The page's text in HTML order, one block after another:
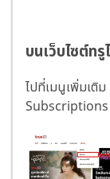
บนเว็บไซต์ทรู
ไปที่เมนูเพิ่มเติ
Subscriptions